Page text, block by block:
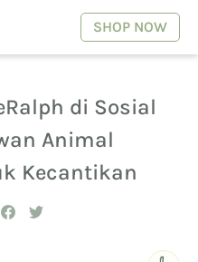
SHOP NOW
di Sosial
Animal
Kecantikan